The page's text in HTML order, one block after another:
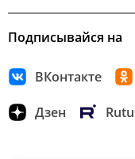
Подписывайся на
ВКонтакте
Дзен